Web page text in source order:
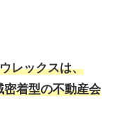
レックスは、
着型の不動産会